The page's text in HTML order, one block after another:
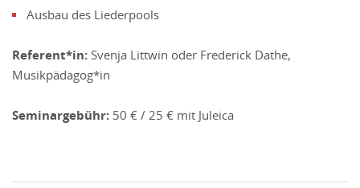
Ausbau des Liederpools
Referent*in: Svenja Littwin oder Frederick Dathe,
Musikpädagog*in
Seminargebühr: 50 € / 25 € mit Juleica